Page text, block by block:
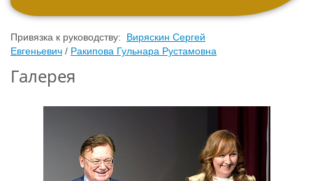
Привязка к руководству: Виряскин Сергей
Евгеньевич / Ракипова Гульнара Рустамовна
Галерея